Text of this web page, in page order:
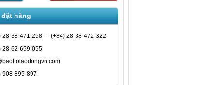
hàng
28-38-471-258 --- (+84) 28-38-472-322
28-62-659-055
908-895-897